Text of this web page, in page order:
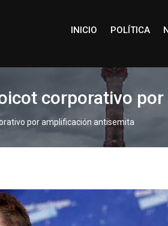
INICIO POLÍTICA
corporativo
por amplificación antisemita